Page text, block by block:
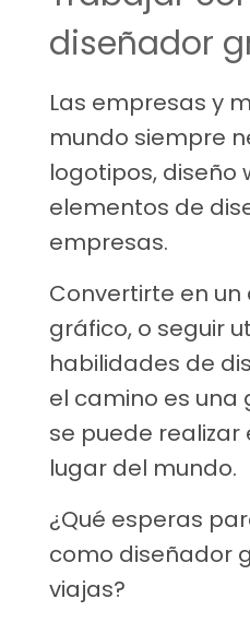
diseñador
Las empresas y
mundo siempre
logotipos, diseño
elementos de
empresas.
Convertirte en
gráfico, o seguir
habilidades de
el camino es una
se puede realizar
lugar del mundo.
¿Qué esperas
como diseñador
viajas?